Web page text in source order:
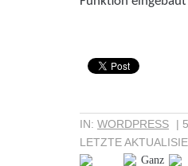
IN: WORDPRESS
|
LETZTE